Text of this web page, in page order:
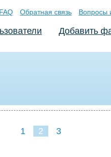
FAQ Обратная связь Вопросы
Добавить
1 2 3